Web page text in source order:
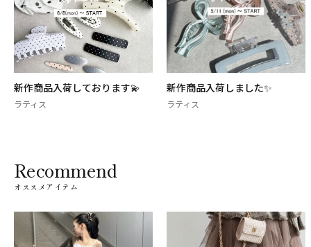
新作商品入荷しました✨
ラティス
大人気のフラワークリップが新
作入荷してお…
Recommend
オススメアイテム